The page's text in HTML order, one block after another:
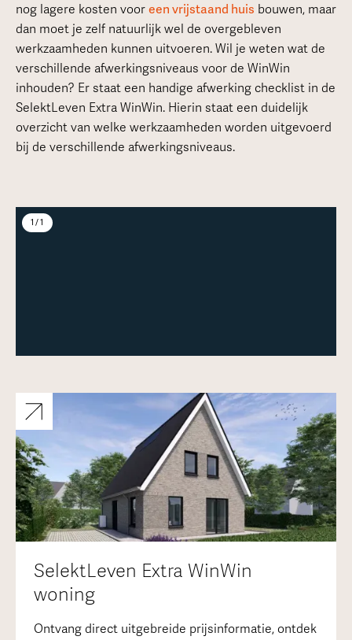
nog lagere kosten voor een vrijstaand huis bouwen, maar
dan moet je zelf natuurlijk wel de overgebleven
werkzaamheden kunnen uitvoeren. Wil je weten wat de
verschillende afwerkingsniveaus voor de WinWin
inhouden? Er staat een handige afwerking checklist in de
SelektLeven Extra WinWin. Hierin staat een duidelijk
overzicht van welke werkzaamheden worden uitgevoerd
bij de verschillende afwerkingsniveaus.
1 / 1
SelektLeven Extra WinWin
woning
Ontvang direct uitgebreide prijsinformatie, ontdek